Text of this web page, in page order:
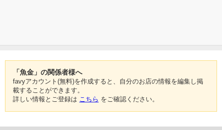
「魚金」の関係者様へ
favyアカウント(無料)を作成すると、自分のお店の情報を編集し掲
載することができます。
詳しい情報とご登録は こちら をご確認ください。